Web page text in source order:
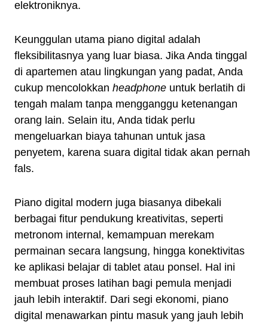
elektroniknya.
Keunggulan utama piano digital adalah
fleksibilitasnya yang luar biasa. Jika Anda tinggal
di apartemen atau lingkungan yang padat, Anda
cukup mencolokkan headphone untuk berlatih di
tengah malam tanpa mengganggu ketenangan
orang lain. Selain itu, Anda tidak perlu
mengeluarkan biaya tahunan untuk jasa
penyetem, karena suara digital tidak akan pernah
fals.
Piano digital modern juga biasanya dibekali
berbagai fitur pendukung kreativitas, seperti
metronom internal, kemampuan merekam
permainan secara langsung, hingga konektivitas
ke aplikasi belajar di tablet atau ponsel. Hal ini
membuat proses latihan bagi pemula menjadi
jauh lebih interaktif. Dari segi ekonomi, piano
digital menawarkan pintu masuk yang jauh lebih